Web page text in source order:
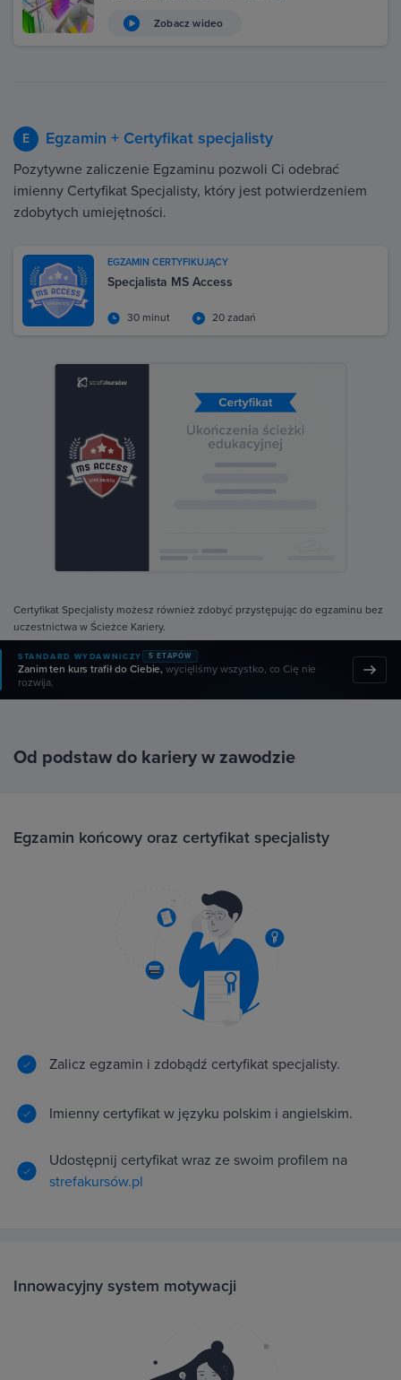
Zobacz wideo
E Egzamin + Certyfikat specjalisty
Pozytywne zaliczenie Egzaminu pozwoli Ci odebrać
imienny Certyfikat Specjalisty, który jest potwierdzeniem
zdobytych umiejętności.
EGZAMIN CERTYFIKUJĄCY
Specjalista MS Access
30 minut 20 zadań
Certyfikat Specjalisty możesz również zdobyć przystępując do egzaminu bez
uczestnictwa w Ścieżce Kariery.
STANDARD WYDAWNICZY 5 ETAPÓW
Zanim ten kurs trafił do Ciebie,wycięliśmy wszystko, co Cię nie
rozwija.
Od podstaw do kariery w zawodzie
Egzamin końcowy oraz certyfikat specjalisty
Zalicz egzamin i zdobądź certyfikat specjalisty.
Imienny certyfikat w języku polskim i angielskim.
Udostępnij certyfikat wraz ze swoim profilem na
strefakursów.pl
Innowacyjny system motywacji